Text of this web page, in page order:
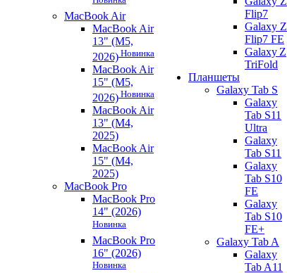
MacBook Air
MacBook Air
13" (M5,
2026) Новинка
MacBook Air
15" (M5,
2026) Новинка
MacBook Air
13" (M4,
2025)
MacBook Air
15" (M4,
2025)
MacBook Pro
MacBook Pro
14" (2026)
Новинка
MacBook Pro
16" (2026)
Новинка
Flip7
Galaxy Z
Flip7 FE
Galaxy Z
TriFold
Планшеты
Galaxy Tab S
Galaxy
Tab S11
Ultra
Galaxy
Tab S11
Galaxy
Tab S10
FE
Galaxy
Tab S10
FE+
Galaxy Tab A
Galaxy
Tab A11